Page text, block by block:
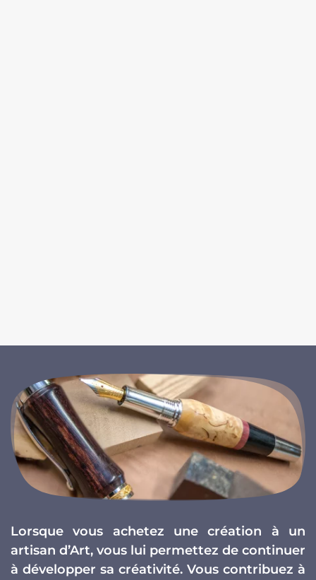
Lorsque vous achetez une création à un
artisan d’Art, vous lui permettez de continuer
à développer sa créativité. Vous contribuez à